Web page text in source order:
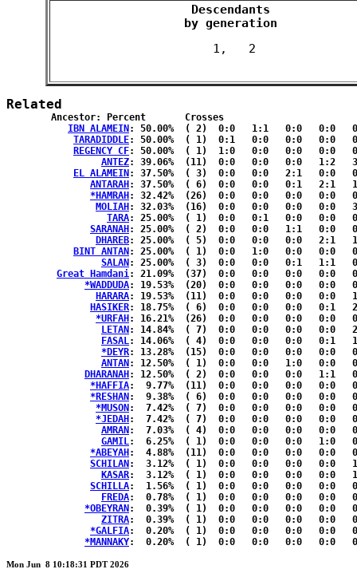
Descendants
by generation
Related
IBN ALAMEIN : 50.00%	( 2)  0:0   1:1   0:0   0:0   0:0  { 0:0 }
TARADIDDLE: 50.00%	( 1)  0:1   0:0   0:0   0:0   0:0  { 0:0 }
REGENCY CF: 50.00%	( 1)  1:0   0:0   0:0   0:0   0:0  { 0:0 }
ANTEZ: 39.06%	(11)  0:0   0:0   0:0   1:2   3:2  { 2:1 }
EL ALAMEIN : 37.50%	( 3)  0:0   0:0   2:1   0:0   0:0  { 0:0 }
ANTARAH : 37.50%	( 6)  0:0   0:0   0:1   2:1   1:1  { 0:0 }
*HAMRAH : 32.42%	(26)  0:0   0:0   0:0   0:0   0:2  {14:10}
MOLIAH : 32.03%	(16)  0:0   0:0   0:0   0:0   3:3  { 6:4 }
TARA: 25.00%	( 1)  0:0   0:1   0:0   0:0   0:0  { 0:0 }
SARANAH : 25.00%	( 2)  0:0   0:0   1:1   0:0   0:0  { 0:0 }
DHAREB: 25.00%	( 5)  0:0   0:0   0:0   2:1   1:1  { 0:0 }
BINT ANTAN : 25.00%	( 1)  0:0   1:0   0:0   0:0   0:0  { 0:0 }
SALAN : 25.00%	( 3)  0:0   0:0   0:1   1:1   0:0  { 0:0 }
Great Hamdani: 21.09%	(37)  0:0   0:0   0:0   0:0   0:0  {20:17}
*WADDUDA: 19.53%	(20)  0:0   0:0   0:0   0:0   0:0  {11:9 }
HARARA: 19.53%	(11)  0:0   0:0   0:0   0:0   1:2  { 5:3 }
HASIKER: 18.75%	( 6)  0:0   0:0   0:0   0:1   2:1  { 1:1 }
*URFAH : 16.21%	(26)  0:0   0:0   0:0   0:0   0:0  {14:12}
LETAN : 14.84%	( 7)  0:0   0:0   0:0   0:0   2:1  { 3:1 }
FASAL: 14.06%	( 4)  0:0   0:0   0:0   0:1   1:1  { 1:0 }
*DEYR: 13.28%	(15)  0:0   0:0   0:0   0:0   0:0  { 8:7 }
ANTAN : 12.50%	( 1)  0:0   0:0   1:0   0:0   0:0  { 0:0 }
DHARANAH : 12.50%	( 2)  0:0   0:0   0:0   1:1   0:0  { 0:0 }
*HAFFIA:  9.77%	(11)  0:0   0:0   0:0   0:0   0:0  { 6:5 }
*RESHAN :  9.38%	( 6)  0:0   0:0   0:0   0:0   0:1  { 3:2 }
*MUSON :  7.42%	( 7)  0:0   0:0   0:0   0:0   0:0  { 5:2 }
*JEDAH :  7.42%	( 7)  0:0   0:0   0:0   0:0   0:0  { 5:2 }
AMRAN :  7.03%	( 4)  0:0   0:0   0:0   0:0   0:1  { 2:1 }
GAMIL:  6.25%	( 1)  0:0   0:0   0:0   1:0   0:0  { 0:0 }
*ABEYAH :  4.88%	(11)  0:0   0:0   0:0   0:0   0:0  { 6:5 }
SCHILAN :  3.12%	( 1)  0:0   0:0   0:0   0:0   1:0  { 0:0 }
KASAR:  3.12%	( 1)  0:0   0:0   0:0   0:0   1:0  { 0:0 }
SCHILLA:  1.56%	( 1)  0:0   0:0   0:0   0:0   0:0  { 1:0 }
FREDA:  0.78%	( 1)  0:0   0:0   0:0   0:0   0:0  { 1:0 }
*OBEYRAN :  0.39%	( 1)  0:0   0:0   0:0   0:0   0:0  { 1:0 }
ZITRA:  0.39%	( 1)  0:0   0:0   0:0   0:0   0:0  { 1:0 }
*GALFIA:  0.20%	( 1)  0:0   0:0   0:0   0:0   0:0  { 1:0 }
*MANNAKY